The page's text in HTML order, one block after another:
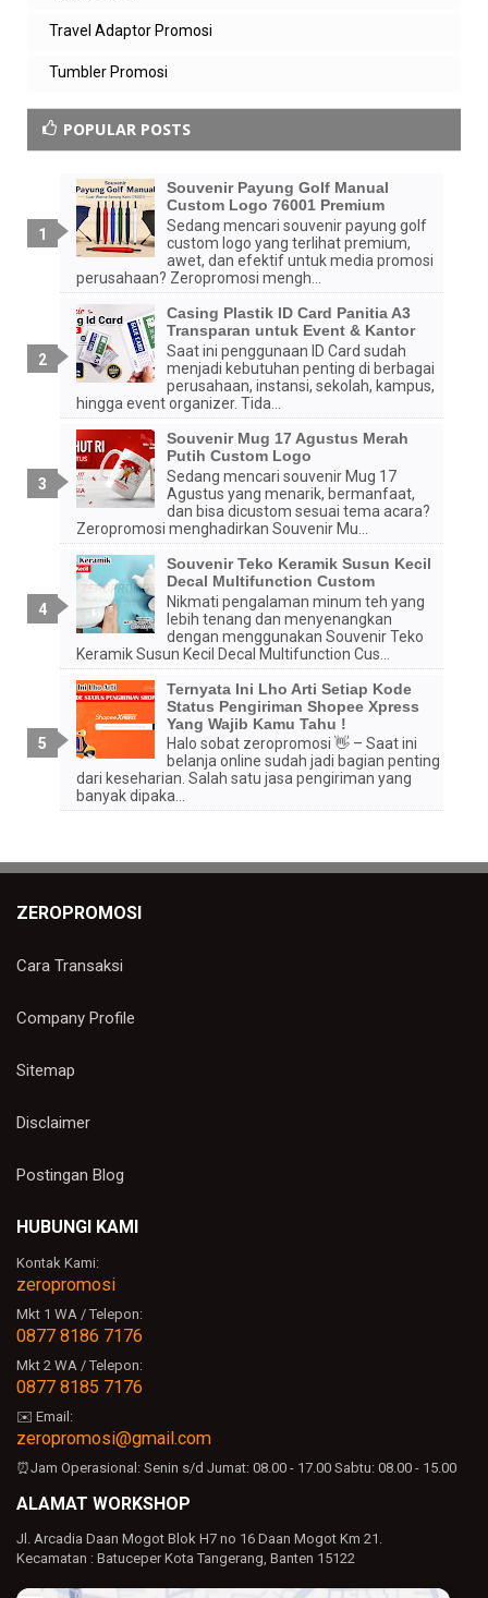
Travel Adaptor Promosi
Tumbler Promosi
POPULAR POSTS
Souvenir Payung Golf Manual
Custom Logo 76001 Premium
Sedang mencari souvenir payung golf
custom logo yang terlihat premium,
awet, dan efektif untuk media promosi
perusahaan? Zeropromosi mengh...
Casing Plastik ID Card Panitia A3
Transparan untuk Event & Kantor
Saat ini penggunaan ID Card sudah
menjadi kebutuhan penting di berbagai
perusahaan, instansi, sekolah, kampus,
hingga event organizer. Tida...
Souvenir Mug 17 Agustus Merah
Putih Custom Logo
Sedang mencari souvenir Mug 17
Agustus yang menarik, bermanfaat,
dan bisa dicustom sesuai tema acara?
Zeropromosi menghadirkan Souvenir Mu...
Souvenir Teko Keramik Susun Kecil
Decal Multifunction Custom
Nikmati pengalaman minum teh yang
lebih tenang dan menyenangkan
dengan menggunakan Souvenir Teko
Keramik Susun Kecil Decal Multifunction Cus...
Ternyata Ini Lho Arti Setiap Kode
Status Pengiriman Shopee Xpress
Yang Wajib Kamu Tahu !
Halo sobat zeropromosi 👋 – Saat ini
belanja online sudah jadi bagian penting
dari keseharian. Salah satu jasa pengiriman yang
banyak dipaka...
ZEROPROMOSI
Cara Transaksi
Company Profile
Sitemap
Disclaimer
Postingan Blog
HUBUNGI KAMI
Kontak Kami:
zeropromosi
Mkt 1 WA / Telepon:
0877 8186 7176
Mkt 2 WA / Telepon:
0877 8185 7176
✉️ Email:
zeropromosi@gmail.com
⏰Jam Operasional: Senin s/d Jumat: 08.00 - 17.00 Sabtu: 08.00 - 15.00
ALAMAT WORKSHOP
Jl. Arcadia Daan Mogot Blok H7 no 16 Daan Mogot Km 21.
Kecamatan : Batuceper Kota Tangerang, Banten 15122